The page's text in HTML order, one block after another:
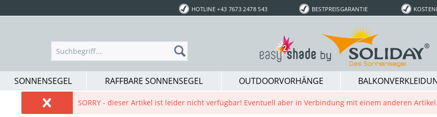
HOTLINE +43 7673 2478 543 BESTPREISGARANTIE
SONNENSEGEL RAFFBARE SONNENSEGEL OUTDOORVORHÄNGE
SORRY - dieser Artikel ist leider nicht verfügbar! Eventuell aber in Verbindung mit einem anderen Artikel.